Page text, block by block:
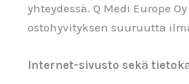
yhteydessä. Q Medi Europe
ostohyvityksen suuruutta
Internet-sivusto sekä